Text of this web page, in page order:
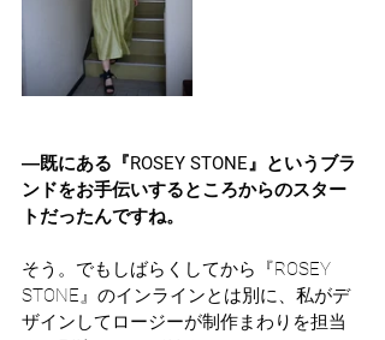
―既にある『ROSEY STONE』というブラ
ンドをお手伝いするところからのスター
トだったんですね。
そう。でもしばらくしてから『ROSEY
STONE』のインラインとは別に、私がデ
ザインしてロージーが制作まわりを担当